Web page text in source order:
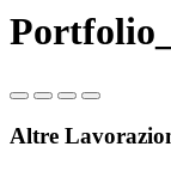
Altre